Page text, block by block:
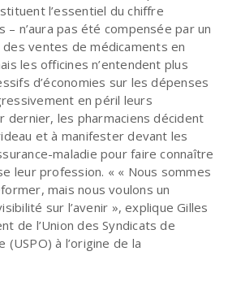
l’essentiel du chiffre
– n’aura pas été compensée par un
ventes de médicaments en
les officines n’entendent plus
d’économies sur les dépenses
en péril leurs
dernier, les pharmaciens décident
et à manifester devant les
maladie pour faire connaître
leur profession. « « Nous sommes
mais nous voulons un
sur l’avenir », explique Gilles
de l’Union des Syndicats de
(USPO) à l’origine de la